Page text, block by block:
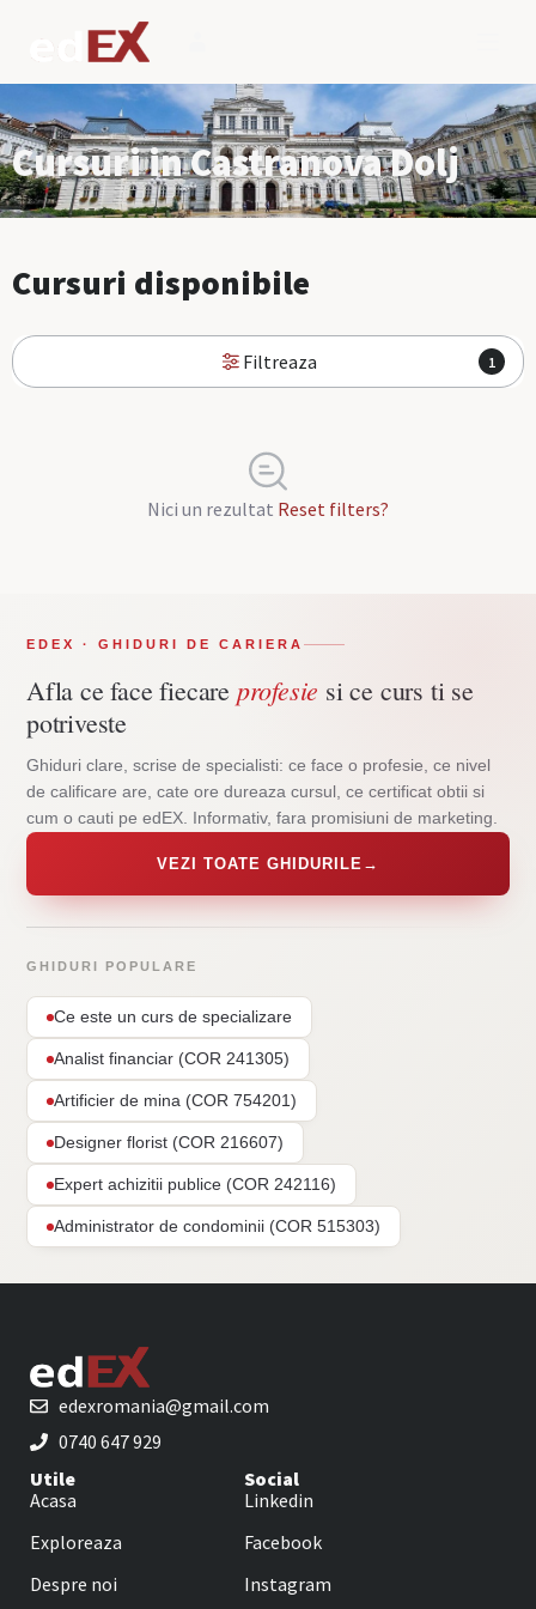
Cursuri in Castranova Dolj
Cursuri disponibile
Filtreaza 1
Nici un rezultat Reset filters?
EDEX · GHIDURI DE CARIERA
Afla ce face fiecare profesie si ce curs ti se
potriveste
Ghiduri clare, scrise de specialisti: ce face o profesie, ce nivel
de calificare are, cate ore dureaza cursul, ce certificat obtii si
cum o cauti pe edEX. Informativ, fara promisiuni de marketing.
VEZI TOATE GHIDURILE →
GHIDURI POPULARE
Ce este un curs de specializare
Analist financiar (COR 241305)
Artificier de mina (COR 754201)
Designer florist (COR 216607)
Expert achizitii publice (COR 242116)
Administrator de condominii (COR 515303)
edexromania@gmail.com
0740 647 929
Utile
Acasa
Exploreaza
Despre noi
Social
Linkedin
Facebook
Instagram